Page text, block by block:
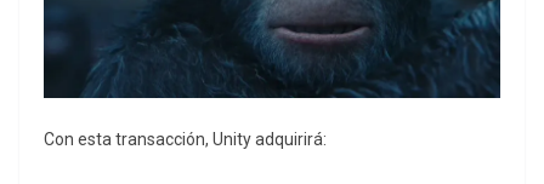
Con esta transacción, Unity adquirirá: